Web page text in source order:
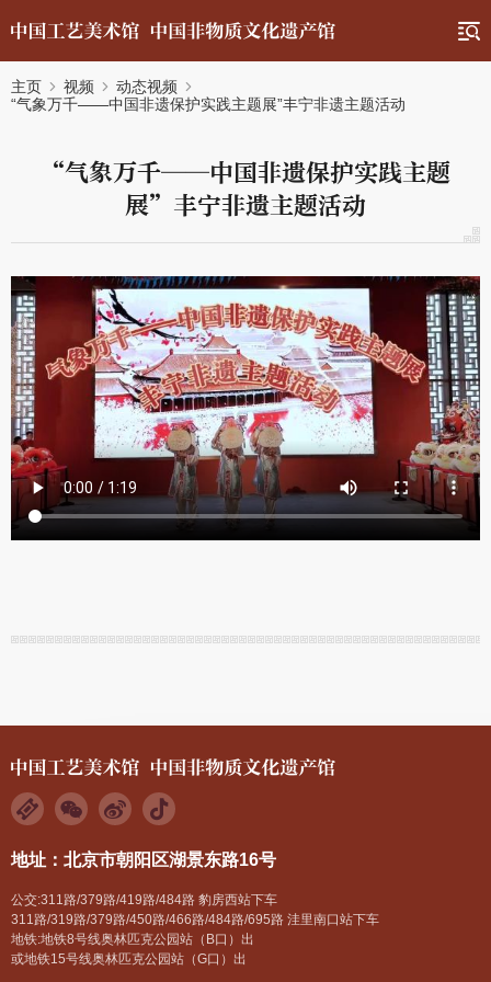
主页 视频
动态视频
“气象万千——中国非遗保护实践主题展”丰宁非遗主题活动
“气象万千——中国非遗保护实践主题
展”丰宁非遗主题活动
地址：北京市朝阳区湖景东路16号
公交:311路/379路/419路/484路 豹房西站下车
311路/319路/379路/450路/466路/484路/695路 洼里南口站下车
地铁:地铁8号线奥林匹克公园站（B口）出
或地铁15号线奥林匹克公园站（G口）出